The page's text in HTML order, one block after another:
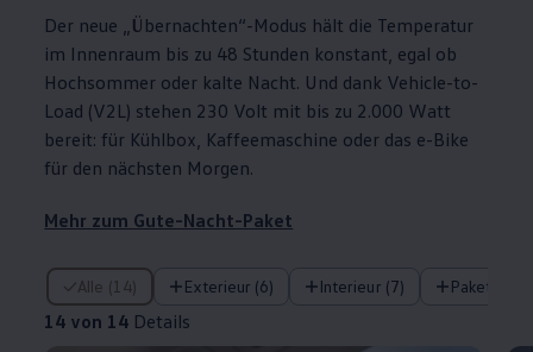
Der neue „Übernachten“-Modus hält die Temperatur
im Innenraum bis zu 48 Stunden konstant, egal ob
Hochsommer oder kalte Nacht. Und dank Vehicle-to-
Load (V2L) stehen 230 Volt mit bis zu 2.000 Watt
bereit: für Kühlbox, Kaffeemaschine oder das e-Bike
für den nächsten Morgen.
Mehr zum Gute-Nacht-Paket
Alle (14) Exterieur (6) Interieur (7) Pakete (1)
14 von 14 Details
14 von 14 Details